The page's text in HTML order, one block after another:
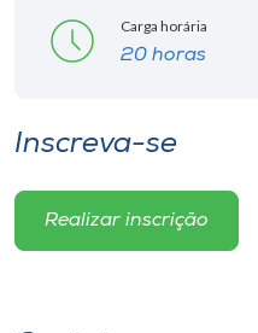
Carga horária
20 horas
Inscreva-se
Realizar inscrição